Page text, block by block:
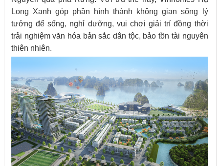
Long Xanh góp phần hình thành không gian sống lý
tưởng để sống, nghỉ dưỡng, vui chơi giải trí đồng thời
trải nghiệm văn hóa bản sắc dân tộc, bảo tồn tài nguyên
thiên nhiên.